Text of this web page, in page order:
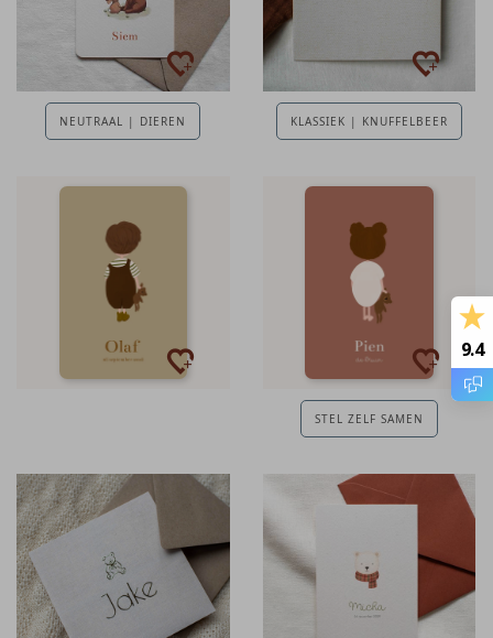
NEUTRAAL | DIEREN KLASSIEK | KNUFFELBEER
STEL ZELF SAMEN
9.4